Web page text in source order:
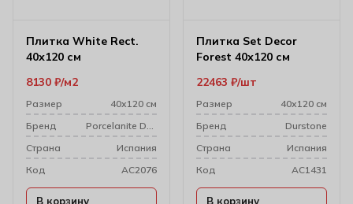
Плитка White Rect.
40х120 см
8130 ₽ м2
Размер
40х120 см
Бренд
Porcelanite Dos
Cтрана
Испания
Код
AC2076
В корзину
Плитка Set Decor
Forest 40х120 см
22463 ₽ шт
Размер
40х120 см
Бренд
Durstone
Cтрана
Испания
Код
AC1431
В корзину